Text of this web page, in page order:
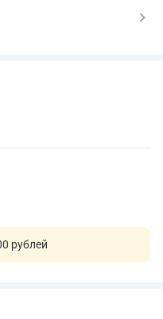
рублей